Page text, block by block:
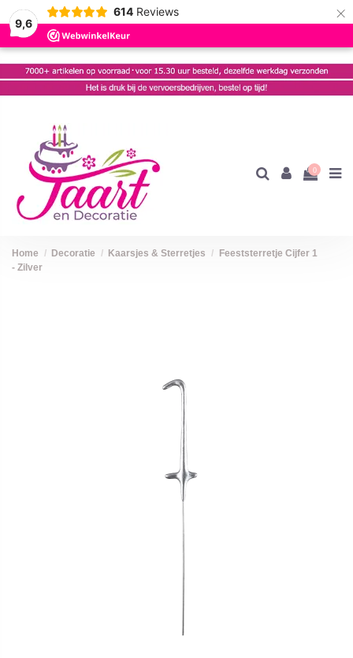
9,6
614 Reviews ×
0
Home Decoratie Kaarsjes & Sterretjes
Feeststerretje Cijfer 1
- Zilver